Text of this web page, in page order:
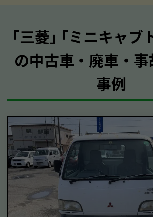
｢三菱｣ ｢ミニキャブ
の中古車・廃車・
事例